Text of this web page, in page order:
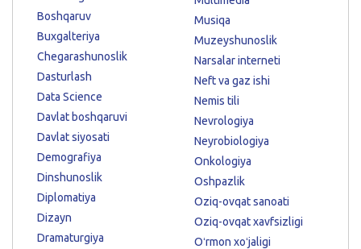
Boshqaruv
Buxgalteriya
Chegarashunoslik
Dasturlash
Data Science
Davlat boshqaruvi
Davlat siyosati
Demografiya
Dinshunoslik
Diplomatiya
Dizayn
Dramaturgiya
Musiqa
Muzeyshunoslik
Narsalar interneti
Neft va gaz ishi
Nemis tili
Nevrologiya
Neyrobiologiya
Onkologiya
Oshpazlik
Oziq-ovqat sanoati
Oziq-ovqat xavfsizligi
Oʻrmon xoʻjaligi